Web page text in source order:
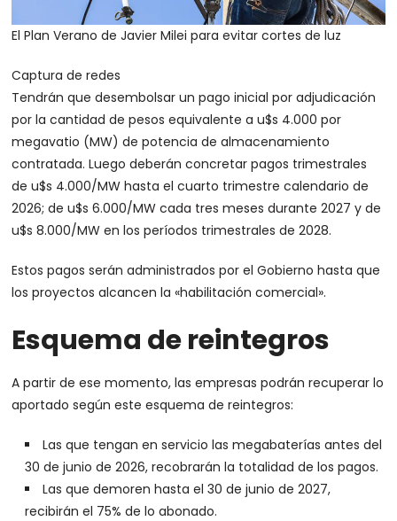
El Plan Verano de Javier Milei para evitar cortes de luz
Captura de redes
Tendrán que desembolsar un pago inicial por adjudicación
por la cantidad de pesos equivalente a u$s 4.000 por
megavatio (MW) de potencia de almacenamiento
contratada. Luego deberán concretar pagos trimestrales
de u$s 4.000/MW hasta el cuarto trimestre calendario de
2026; de u$s 6.000/MW cada tres meses durante 2027 y de
u$s 8.000/MW en los períodos trimestrales de 2028.
Estos pagos serán administrados por el Gobierno hasta que
los proyectos alcancen la «habilitación comercial».
Esquema de reintegros
A partir de ese momento, las empresas podrán recuperar lo
aportado según este esquema de reintegros:
Las que tengan en servicio las megabaterías antes del
30 de junio de 2026, recobrarán la totalidad de los pagos.
Las que demoren hasta el 30 de junio de 2027,
recibirán el 75% de lo abonado.